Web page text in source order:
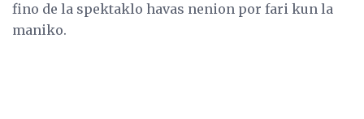
fino de la spektaklo havas nenion por fari kun la
maniko.